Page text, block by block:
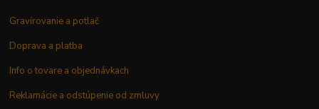
Gravírovanie a potlač
Doprava a platba
Info o tovare a objednávkach
Reklamácie a odstúpenie od zmluvy